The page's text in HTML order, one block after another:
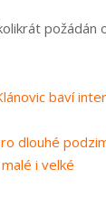
požádán
baví
dlouhé
i velké